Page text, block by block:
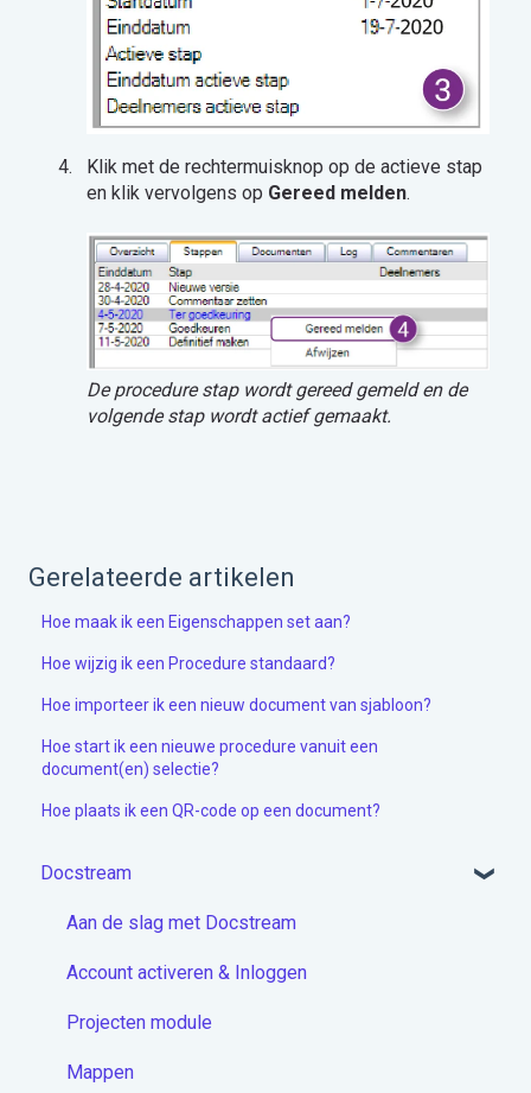
Klik met de rechtermuisknop op de actieve stap
en klik vervolgens op Gereed melden.
De procedure stap wordt gereed gemeld en de
volgende stap wordt actief gemaakt.
Gerelateerde artikelen
Hoe maak ik een Eigenschappen set aan?
Hoe wijzig ik een Procedure standaard?
Hoe importeer ik een nieuw document van sjabloon?
Hoe start ik een nieuwe procedure vanuit een
document(en) selectie?
Hoe plaats ik een QR-code op een document?
Docstream
Aan de slag met Docstream
Account activeren & Inloggen
Projecten module
Mappen